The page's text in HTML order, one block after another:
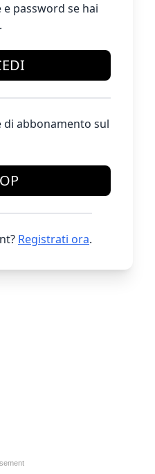
password se hai
abbonamento sul
Registrati ora.